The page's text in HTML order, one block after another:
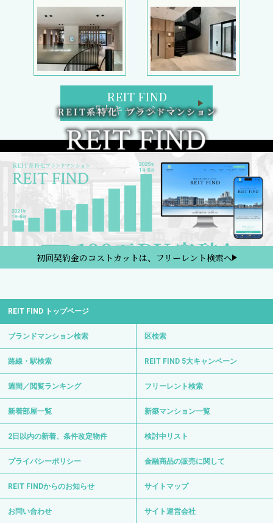
REIT FIND
5大キャンペーン
初回契約金のコストカットは、フリーレント検索へ
REIT FIND トップページ
ブランドマンション検索 区検索
路線・駅検索 REIT FIND 5大キャンペーン
週間／閲覧ランキング フリーレント検索
新着部屋一覧 新築マンション一覧
2日以内の新着、条件改定物件 検討中リスト
プライバシーポリシー 金融商品の販売に関して
REIT FINDからのお知らせ サイトマップ
お問い合わせ サイト運営会社